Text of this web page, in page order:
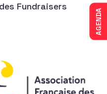
AGENDA
Fundraisers